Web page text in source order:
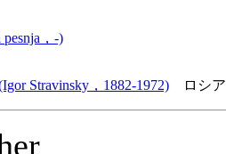
，-)
Stravinsky，1882-1972) ロシ